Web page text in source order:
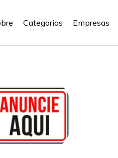
Categorias Empresas